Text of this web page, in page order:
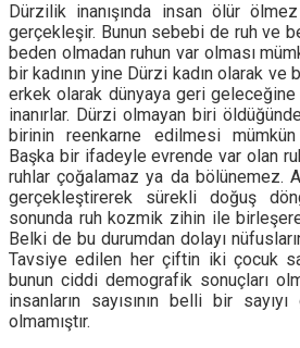
Dürzilik inanışında insan ölür
gerçekleşir. Bunun sebebi de ruh ve
beden olmadan ruhun var olması
bir kadının yine Dürzi kadın olarak
erkek olarak dünyaya geri
inanırlar. Dürzi olmayan biri
birinin reenkarne edilmesi mümkün
Başka bir ifadeyle evrende var olan
ruhlar çoğalamaz ya da bölünemez.
gerçekleştirerek sürekli doğuş
sonunda ruh kozmik zihin ile
Belki de bu durumdan dolayı
Tavsiye edilen her çiftin iki çocuk
bunun ciddi demografik sonuçları
insanların sayısının belli bir
olmamıştır.